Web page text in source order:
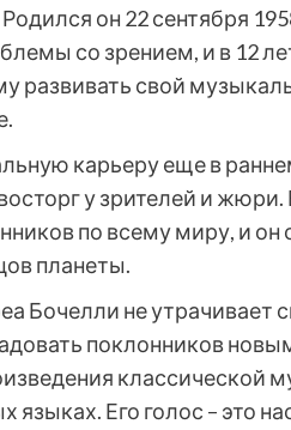
он 22 сентября
со зрением, и в 12
развивать свой
карьеру еще в
у зрителей и жюри.
по всему миру, и
планеты.
Бочелли не утрачивает
поклонников
классической
языках. Его голос – это